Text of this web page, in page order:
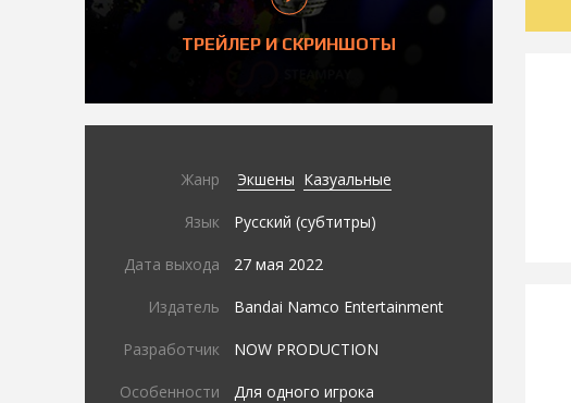
ТРЕЙЛЕР И СКРИНШОТЫ
Жанр Экшены Казуальные
Язык Русский (субтитры)
Дата выхода 27 мая 2022
Издатель Bandai Namco Entertainment
Разработчик NOW PRODUCTION
Особенности
Для одного игрока